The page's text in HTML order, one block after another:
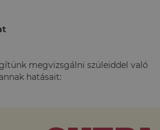
megvizsgálni szüleiddel való
hatásait: